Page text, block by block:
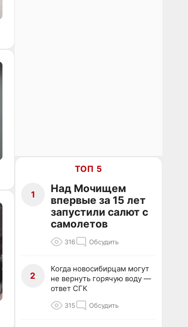
ТОП 5
1
Над Мочищем
впервые за 15 лет
запустили салют с
самолетов
316 Обсудить
2
Когда новосибирцам могут
не вернуть горячую воду —
ответ СГК
315 Обсудить